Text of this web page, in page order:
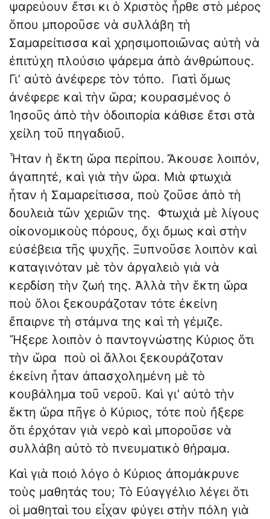
ψαρεύουν ἔτσι κι ὁ Χριστὸς ἦρθε στὸ μέρος
ὅπου μποροῦσε νὰ συλλάβη τὴ
Σαμαρείτισσα καὶ χρησιμοποιῶνας αὐτὴ νὰ
ἐπιτύχη πλούσιο ψάρεμα ἀπὸ ἀνθρώπους.
Γι’ αὐτὸ ἀνέφερε τὸν τόπο. Γιατὶ ὅμως
ἀνέφερε καὶ τὴν ὥρα; κουρασμένος ὁ
Ἰησοῦς ἀπὸ τὴν ὁδοιπορία κάθισε ἔτσι στὰ
χείλη τοῦ πηγαδιοῦ.
Ἦταν ἡ ἕκτη ὥρα περίπου. Ἄκουσε λοιπόν,
ἀγαπητέ, καὶ γιὰ τὴν ὥρα. Μιὰ φτωχιὰ
ἦταν ἡ Σαμαρείτισσα, ποὺ ζοῦσε ἀπὸ τὴ
δουλειὰ τῶν χεριῶν της. Φτωχιά μὲ λίγους
οἰκονομικοὺς πόρους, ὄχι ὄμως καὶ στὴν
εὐσέβεια τῆς ψυχῆς. Ξυπνοῦσε λοιπὸν καὶ
καταγινόταν μὲ τὸν ἀργαλειὸ γιὰ νὰ
κερδίση τὴν ζωή της. Ἀλλὰ τὴν ἕκτη ὥρα
ποὺ ὅλοι ξεκουράζοταν τότε ἐκείνη
ἔπαιρνε τὴ στάμνα της καὶ τὴ γέμιζε.
Ἤξερε λοιπὸν ὁ παντογνώστης Κύριος ὅτι
τὴν ὥρα ποὺ οἱ ἄλλοι ξεκουράζοταν
ἐκείνη ἦταν ἀπασχολημένη μὲ τὸ
κουβάλημα τοῦ νεροῦ. Καὶ γι’ αὐτὸ τὴν
ἕκτη ὥρα πῆγε ὁ Κύριος, τότε ποὺ ἤξερε
ὅτι ἐρχόταν γιὰ νερὸ καὶ μποροῦσε νὰ
συλλάβη αὐτὸ τὸ πνευματικὸ θήραμα.
Καὶ γιὰ ποιό λόγο ὁ Κύριος ἀπομάκρυνε
τοὺς μαθητάς του; Τὸ Εὐαγγέλιο λέγει ὅτι
οἱ μαθηταὶ του εἶχαν φύγει στὴν πόλη γιὰ